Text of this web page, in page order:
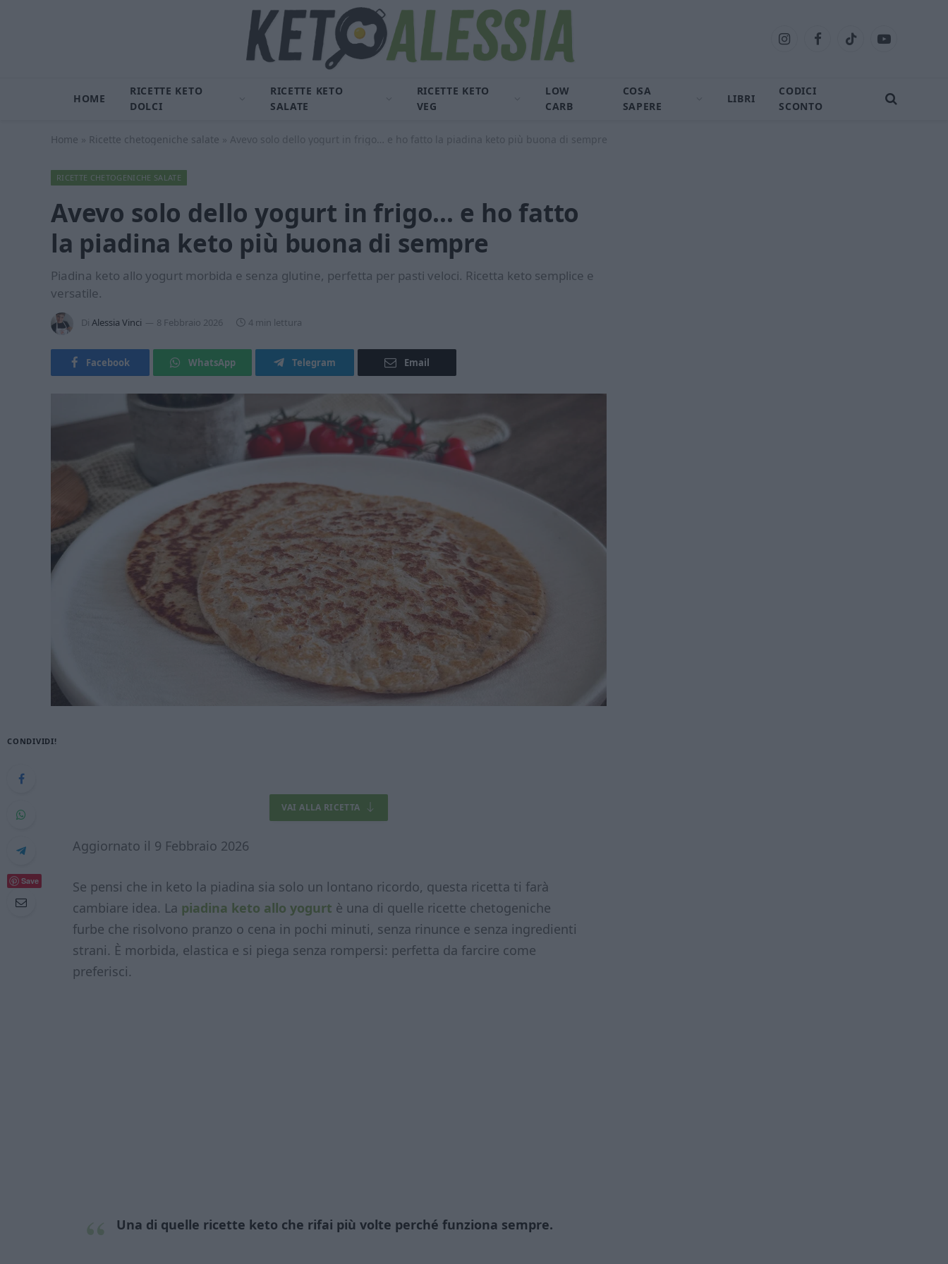
InstagramFacebookTikTok YouTube
HOME
RICETTE KETO
DOLCI
RICETTE KETO
SALATE
RICETTE KETO
VEG
LOW
CARB
COSA
SAPERE
LIBRI
CODICI
SCONTO
Home » Ricette chetogeniche salate » Avevo solo dello yogurt in frigo… e ho fatto la piadina keto più buona di sempre
RICETTE CHETOGENICHE SALATE
Avevo solo dello yogurt in frigo… e ho fatto
la piadina keto più buona di sempre
Piadina keto allo yogurt morbida e senza glutine, perfetta per pasti veloci. Ricetta keto semplice e
versatile.
Di Alessia Vinci 8 Febbraio 2026 4 min lettura
Facebook WhatsApp Telegram Email
CONDIVIDI!
Save
VAI ALLA RICETTA
Aggiornato il 9 Febbraio 2026
Se pensi che in keto la piadina sia solo un lontano ricordo, questa ricetta ti farà
cambiare idea. La piadina keto allo yogurt è una di quelle ricette chetogeniche
furbe che risolvono pranzo o cena in pochi minuti, senza rinunce e senza ingredienti
strani. È morbida, elastica e si piega senza rompersi: perfetta da farcire come
preferisci.
Una di quelle ricette keto che rifai più volte perché funziona sempre.